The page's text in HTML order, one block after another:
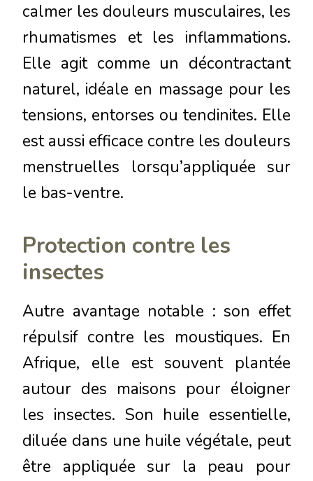
calmer les douleurs musculaires, les
rhumatismes et les inflammations.
Elle agit comme un décontractant
naturel, idéale en massage pour les
tensions, entorses ou tendinites. Elle
est aussi efficace contre les douleurs
menstruelles lorsqu’appliquée sur
le bas-ventre.
Protection contre les
insectes
Autre avantage notable : son effet
répulsif contre les moustiques. En
Afrique, elle est souvent plantée
autour des maisons pour éloigner
les insectes. Son huile essentielle,
diluée dans une huile végétale, peut
être appliquée sur la peau pour